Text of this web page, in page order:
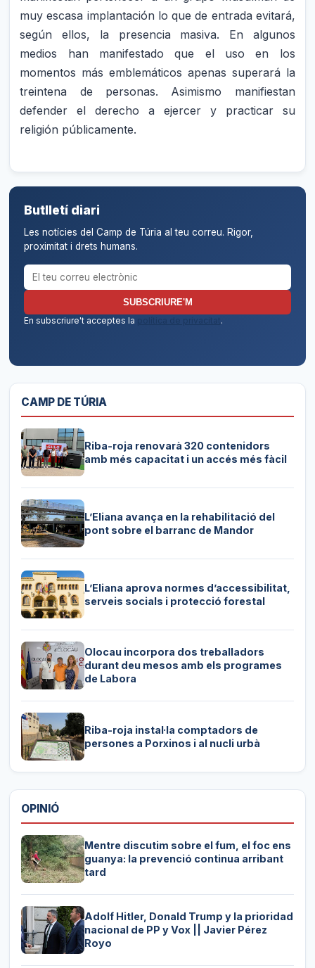
muy escasa implantación lo que de entrada evitará,
según ellos, la presencia masiva. En algunos
medios han manifestado que el uso en los
momentos más emblemáticos apenas superará la
treintena de personas. Asimismo manifiestan
defender el derecho a ejercer y practicar su
religión públicamente.
Butlletí diari
Les notícies del Camp de Túria al teu correu. Rigor,
proximitat i drets humans.
Correu electrònic per al butlletí
SUBSCRIURE'M
En subscriure't acceptes la
política de privacitat.
CAMP DE TÚRIA
Riba-roja renovarà 320 contenidors
amb més capacitat i un accés més fàcil
L’Eliana avança en la rehabilitació del
pont sobre el barranc de Mandor
L’Eliana aprova normes d’accessibilitat,
serveis socials i protecció forestal
Olocau incorpora dos treballadors
durant deu mesos amb els programes
de Labora
Riba-roja instal·la comptadors de
persones a Porxinos i al nucli urbà
OPINIÓ
Mentre discutim sobre el fum, el foc ens
guanya: la prevenció continua arribant
tard
Adolf Hitler, Donald Trump y la prioridad
nacional de PP y Vox || Javier Pérez
Royo